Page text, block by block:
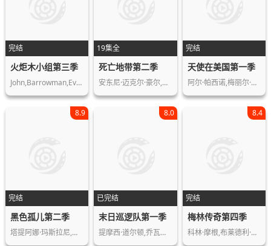
完结
火炬木小组第三季
John,Barrowman,Eve,Myles,Gareth,Davi…
19集全
死亡地带第二季
安东尼·迈克尔·豪尔,Nicole,DeBo…
完结
天使在美国第一季
阿尔·帕西诺,梅丽尔·斯特里普,艾玛·…
完结
8.9
黑色孤儿第二季
塔提阿娜·玛斯拉尼,乔丹·加文瑞斯,迪…
已完结
8.0
末日巡逻队第一季
提摩西·道尔顿,乔瓦恩·韦德,黛安·格…
完结
8.4
梅林传奇第四季
科林·摩根,布莱德利·詹姆斯,凯蒂·麦…